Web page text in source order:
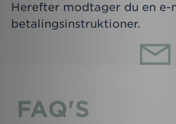
Herefter modtager du en e-
betalingsinstruktioner.
FAQ'S